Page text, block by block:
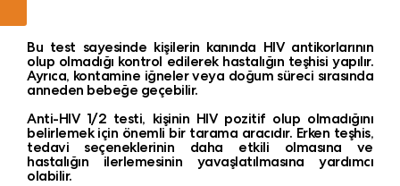
Bu test sayesinde kişilerin kanında HIV antikorlarının
olup olmadığı kontrol edilerek hastalığın teşhisi yapılır.
Ayrıca, kontamine iğneler veya doğum süreci sırasında
anneden bebeğe geçebilir.
Anti-HIV 1/2 testi, kişinin HIV pozitif olup olmadığını
belirlemek için önemli bir tarama aracıdır. Erken teşhis,
tedavi seçeneklerinin daha etkili olmasına ve
hastalığın ilerlemesinin yavaşlatılmasına yardımcı
olabilir.